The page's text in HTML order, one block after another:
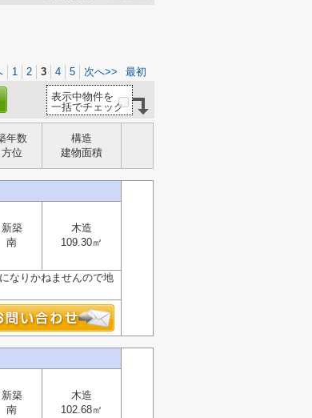
1 2 3 4 5 次へ>> 最初
表示中物件を
一括でチェック
年数
方位
構造
建物面積
新築
南
木造
109.30㎡
なりかねませんので地
新築
南
木造
102.68㎡